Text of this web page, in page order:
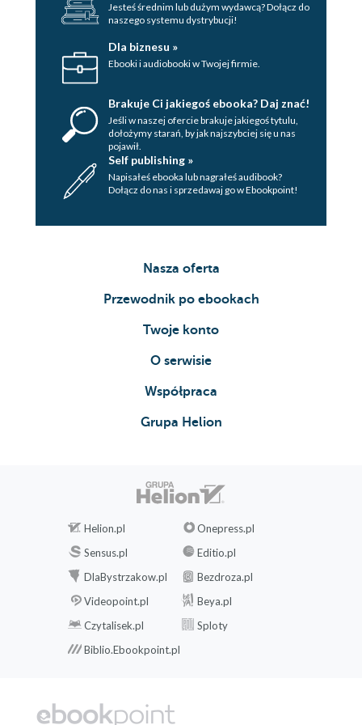
35
36
37
38
40
51
52
53
54
56
Jesteś średnim lub dużym wydawcą? Dołącz do
naszego systemu dystrybucji!
Dla biznesu »
Ebooki i audiobooki w Twojej firmie.
Brakuje Ci jakiegoś ebooka? Daj znać!
Jeśli w naszej ofercie brakuje jakiegoś tytulu,
dołożymy starań, by jak najszybciej się u nas
pojawił.
Self publishing »
Napisałeś ebooka lub nagrałeś audibook?
Dołącz do nas i sprzedawaj go w Ebookpoint!
Nasza oferta
Przewodnik po ebookach
Twoje konto
O serwisie
Współpraca
Grupa Helion
Helion.pl
Onepress.pl
Sensus.pl
Editio.pl
DlaBystrzakow.pl
Bezdroza.pl
Videopoint.pl
Beya.pl
Czytalisek.pl
Sploty
Biblio.Ebookpoint.pl